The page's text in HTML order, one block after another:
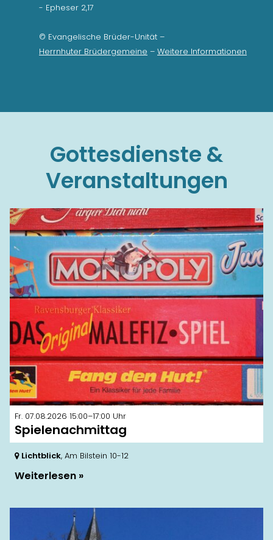
- Epheser 2,17
© Evangelische Brüder-Unität –
Herrnhuter Brüdergemeine – Weitere Informationen
Gottesdienste &
Veranstaltungen
Fr. 07.08.2026 15:00–17:00 Uhr
Spielenachmittag
Lichtblick, Am Bilstein 10-12
Weiterlesen